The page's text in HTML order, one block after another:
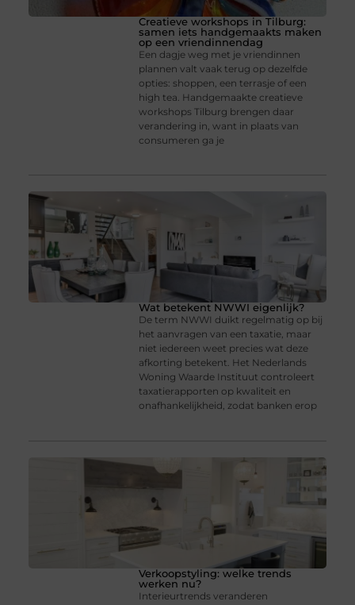
Creatieve workshops in Tilburg:
samen iets handgemaakts maken
op een vriendinnendag
Een dagje weg met je vriendinnen
plannen valt vaak terug op dezelfde
opties: shoppen, een terrasje of een
high tea. Handgemaakte creatieve
workshops Tilburg brengen daar
verandering in, want in plaats van
consumeren ga je
Wat betekent NWWI eigenlijk?
De term NWWI duikt regelmatig op bij
het aanvragen van een taxatie, maar
niet iedereen weet precies wat deze
afkorting betekent. Het Nederlands
Woning Waarde Instituut controleert
taxatierapporten op kwaliteit en
onafhankelijkheid, zodat banken erop
Verkoopstyling: welke trends
werken nu?
Interieurtrends veranderen